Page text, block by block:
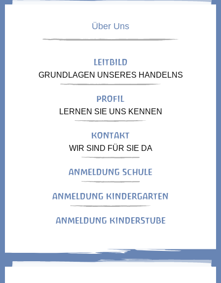
Über Uns
LEITBILD
GRUNDLAGEN UNSERES HANDELNS
PROFIL
LERNEN SIE UNS KENNEN
KONTAKT
WIR SIND FÜR SIE DA
ANMELDUNG SCHULE
ANMELDUNG KINDERGARTEN
ANMELDUNG KINDERSTUBE